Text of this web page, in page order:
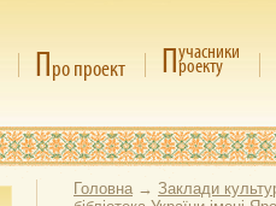
Про проект Пучасники
роекту
Головна → Заклади